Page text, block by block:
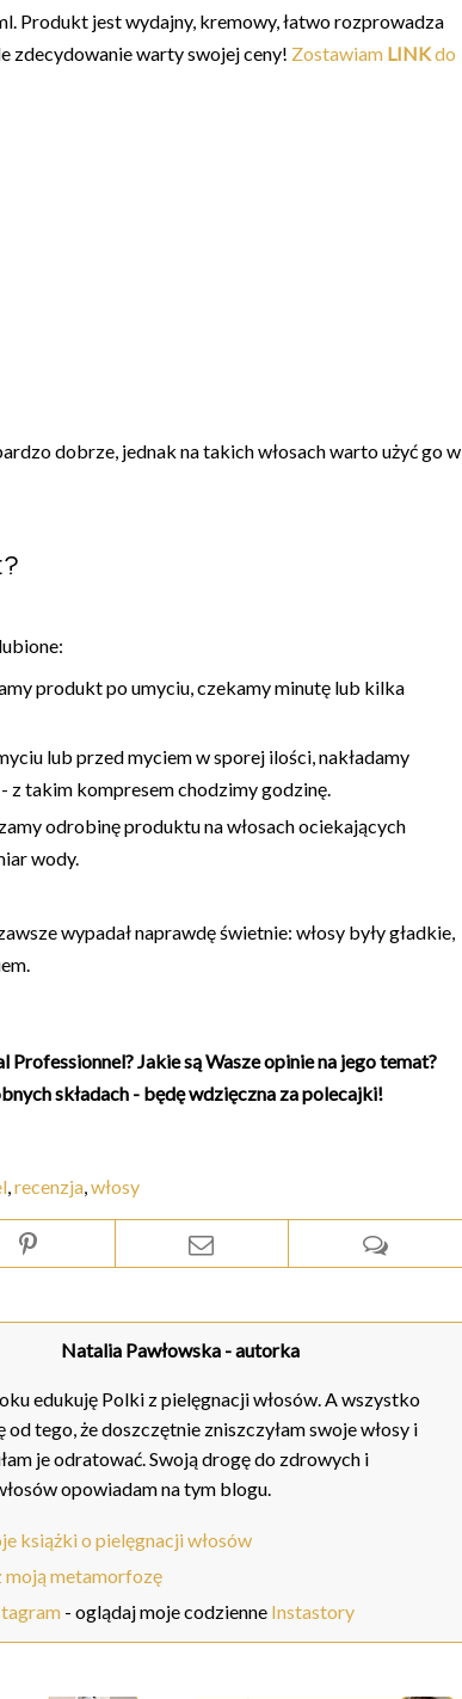
Produkt jest wydajny, kremowy, łatwo rozprowadza
zdecydowanie warty swojej ceny! Zostawiam LINKdo
dobrze, jednak na takich włosach warto użyć go w
produkt po umyciu, czekamy minutę lub kilka
lub przed myciem w sporej ilości, nakładamy
z takim kompresem chodzimy godzinę.
odrobinę produktu na włosach ociekających
wody.
wypadał naprawdę świetnie: włosy były gładkie,
Jakie są Wasze opinie na jego temat?
składach - będę wdzięczna za polecajki!
,recenzja,włosy
Natalia Pawłowska- autorka
edukuję Polki z pielęgnacji włosów. A wszystko
od tego, że doszczętnie zniszczyłam swoje włosy i
je odratować. Swoją drogę do zdrowych i
opowiadam na tym blogu.
książki o pielęgnacji włosów
moją metamorfozę
- oglądaj moje codzienne Instastory